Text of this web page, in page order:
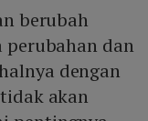
berubah
dan
dengan
akan